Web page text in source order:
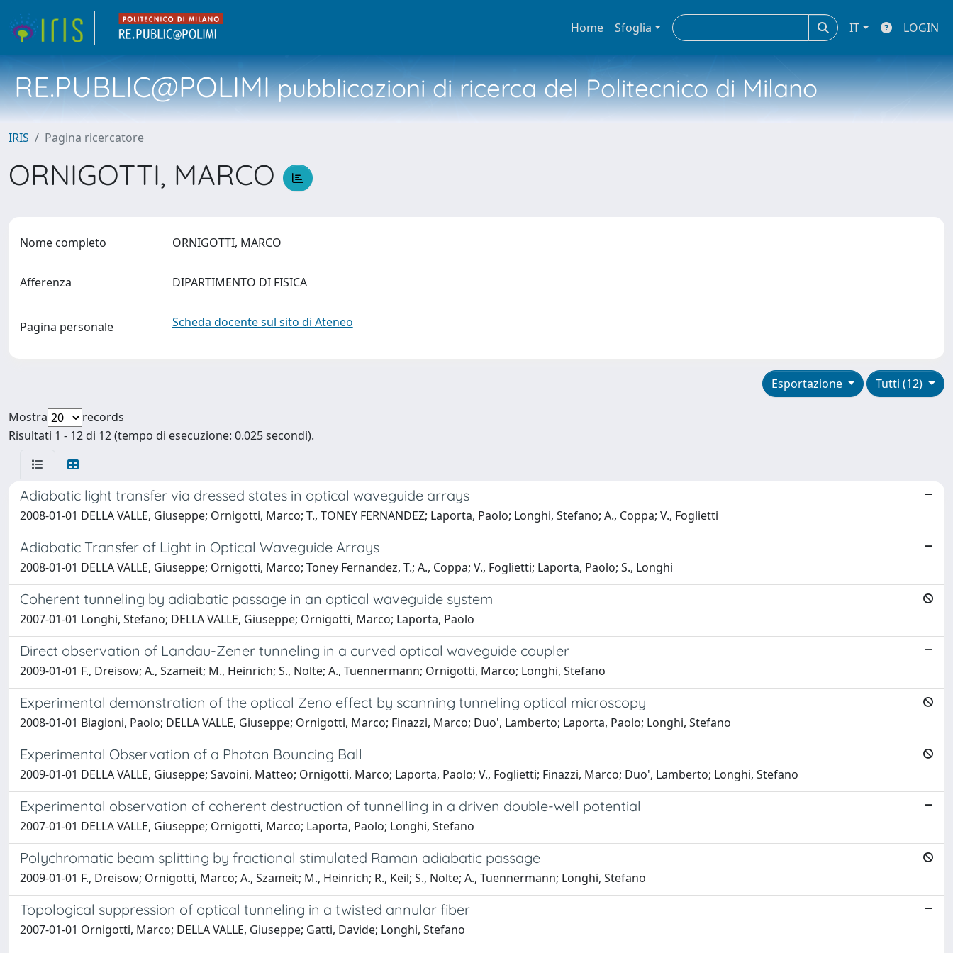
Home Sfoglia IT LOGIN
RE.PUBLIC@POLIMIpubblicazioni di ricerca del Politecnico di Milano
IRIS Pagina ricercatore
ORNIGOTTI, MARCO
Nome completo ORNIGOTTI, MARCO
Afferenza DIPARTIMENTO DI FISICA
Pagina personale Scheda docente sul sito di Ateneo
Tutti (12)
Esportazione
Mostra
records
Risultati 1 - 12 di 12 (tempo di esecuzione: 0.025 secondi).
Adiabatic light transfer via dressed states in optical waveguide arrays
2008-01-01 DELLA VALLE, Giuseppe; Ornigotti, Marco; T., TONEY FERNANDEZ; Laporta, Paolo; Longhi, Stefano; A., Coppa; V., Foglietti
Adiabatic Transfer of Light in Optical Waveguide Arrays
2008-01-01 DELLA VALLE, Giuseppe; Ornigotti, Marco; Toney Fernandez, T.; A., Coppa; V., Foglietti; Laporta, Paolo; S., Longhi
Coherent tunneling by adiabatic passage in an optical waveguide system
2007-01-01 Longhi, Stefano; DELLA VALLE, Giuseppe; Ornigotti, Marco; Laporta, Paolo
Direct observation of Landau-Zener tunneling in a curved optical waveguide coupler
2009-01-01 F., Dreisow; A., Szameit; M., Heinrich; S., Nolte; A., Tuennermann; Ornigotti, Marco; Longhi, Stefano
Experimental demonstration of the optical Zeno effect by scanning tunneling optical microscopy
2008-01-01 Biagioni, Paolo; DELLA VALLE, Giuseppe; Ornigotti, Marco; Finazzi, Marco; Duo', Lamberto; Laporta, Paolo; Longhi, Stefano
Experimental Observation of a Photon Bouncing Ball
2009-01-01 DELLA VALLE, Giuseppe; Savoini, Matteo; Ornigotti, Marco; Laporta, Paolo; V., Foglietti; Finazzi, Marco; Duo', Lamberto; Longhi, Stefano
Experimental observation of coherent destruction of tunnelling in a driven double-well potential
2007-01-01 DELLA VALLE, Giuseppe; Ornigotti, Marco; Laporta, Paolo; Longhi, Stefano
Polychromatic beam splitting by fractional stimulated Raman adiabatic passage
2009-01-01 F., Dreisow; Ornigotti, Marco; A., Szameit; M., Heinrich; R., Keil; S., Nolte; A., Tuennermann; Longhi, Stefano
Topological suppression of optical tunneling in a twisted annular fiber
2007-01-01 Ornigotti, Marco; DELLA VALLE, Giuseppe; Gatti, Davide; Longhi, Stefano